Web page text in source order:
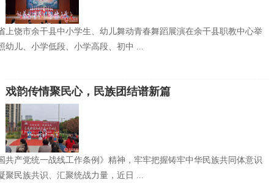
上饶市余干县中小学生、幼儿舞动青春舞蹈展演在余干县职教中心举
幼儿、小学低段、小学高段、初中 ...
戏韵传情聚民心，民族团结谱新篇
共产党统一战线工作条例》精神，牢牢把握铸牢中华民族共同体意识
聚民族共识、汇聚统战力量，近日 ...